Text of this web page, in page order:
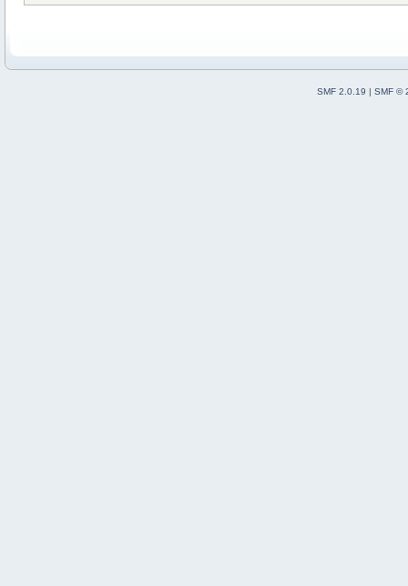
SMF 2.0.19
SMF ©